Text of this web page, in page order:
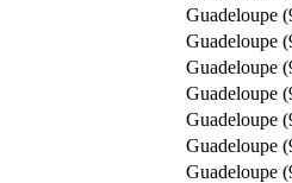
Guadeloupe
Guadeloupe
Guadeloupe
Guadeloupe
Guadeloupe
Guadeloupe
Guadeloupe